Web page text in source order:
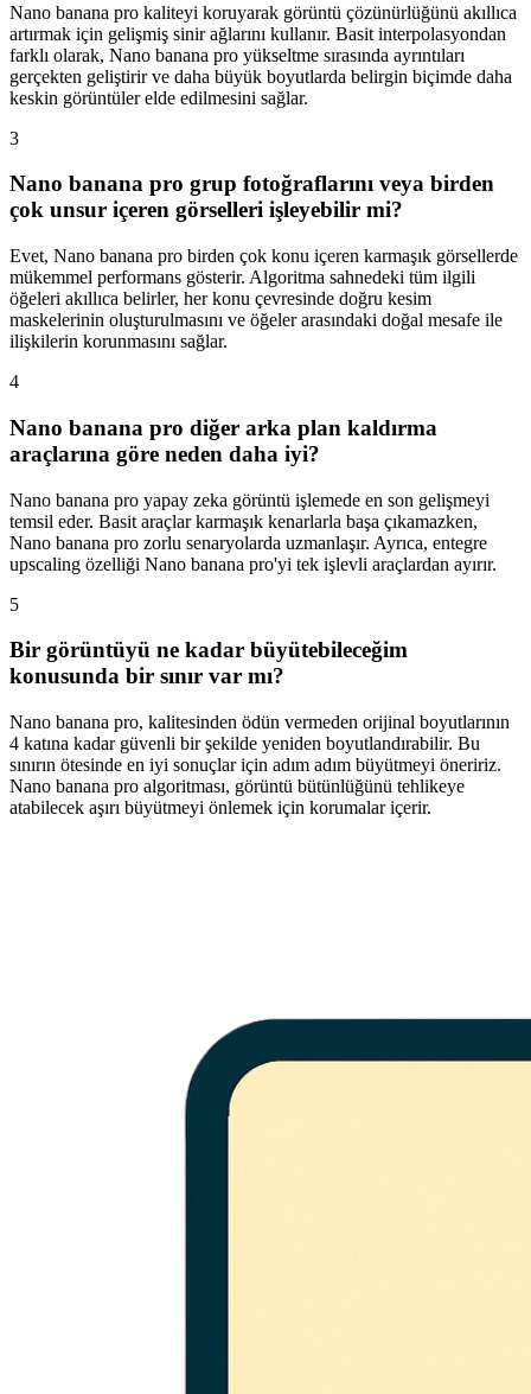
Nano banana pro kaliteyi koruyarak görüntü çözünürlüğünü akıllıca
artırmak için gelişmiş sinir ağlarını kullanır. Basit interpolasyondan
farklı olarak, Nano banana pro yükseltme sırasında ayrıntıları
gerçekten geliştirir ve daha büyük boyutlarda belirgin biçimde daha
keskin görüntüler elde edilmesini sağlar.
3
Nano banana pro grup fotoğraflarını veya birden
çok unsur içeren görselleri işleyebilir mi?
Evet, Nano banana pro birden çok konu içeren karmaşık görsellerde
mükemmel performans gösterir. Algoritma sahnedeki tüm ilgili
öğeleri akıllıca belirler, her konu çevresinde doğru kesim
maskelerinin oluşturulmasını ve öğeler arasındaki doğal mesafe ile
ilişkilerin korunmasını sağlar.
4
Nano banana pro diğer arka plan kaldırma
araçlarına göre neden daha iyi?
Nano banana pro yapay zeka görüntü işlemede en son gelişmeyi
temsil eder. Basit araçlar karmaşık kenarlarla başa çıkamazken,
Nano banana pro zorlu senaryolarda uzmanlaşır. Ayrıca, entegre
upscaling özelliği Nano banana pro'yi tek işlevli araçlardan ayırır.
5
Bir görüntüyü ne kadar büyütebileceğim
konusunda bir sınır var mı?
Nano banana pro, kalitesinden ödün vermeden orijinal boyutlarının
4 katına kadar güvenli bir şekilde yeniden boyutlandırabilir. Bu
sınırın ötesinde en iyi sonuçlar için adım adım büyütmeyi öneririz.
Nano banana pro algoritması, görüntü bütünlüğünü tehlikeye
atabilecek aşırı büyütmeyi önlemek için korumalar içerir.